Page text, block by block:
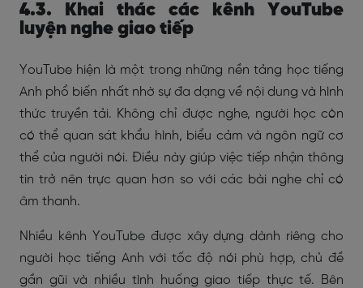
4.3. Khai thác các kênh YouTube
luyện nghe giao tiếp
YouTube hiện là một trong những nền tảng học tiếng
Anh phổ biến nhất nhờ sự đa dạng về nội dung và hình
thức truyền tải. Không chỉ được nghe, người học còn
có thể quan sát khẩu hình, biểu cảm và ngôn ngữ cơ
thể của người nói. Điều này giúp việc tiếp nhận thông
tin trở nên trực quan hơn so với các bài nghe chỉ có
âm thanh.
Nhiều kênh YouTube được xây dựng dành riêng cho
người học tiếng Anh với tốc độ nói phù hợp, chủ đề
gần gũi và nhiều tình huống giao tiếp thực tế. Bên